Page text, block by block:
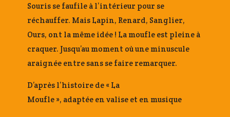
Souris se faufile à l’intérieur pour se
réchauffer. Mais Lapin, Renard, Sanglier,
Ours, ont la même idée ! La moufle est pleine à
craquer. Jusqu’au moment où une minuscule
araignée entre sans se faire remarquer.
D’après l’histoire de « La
Moufle », adaptée en valise et en musique